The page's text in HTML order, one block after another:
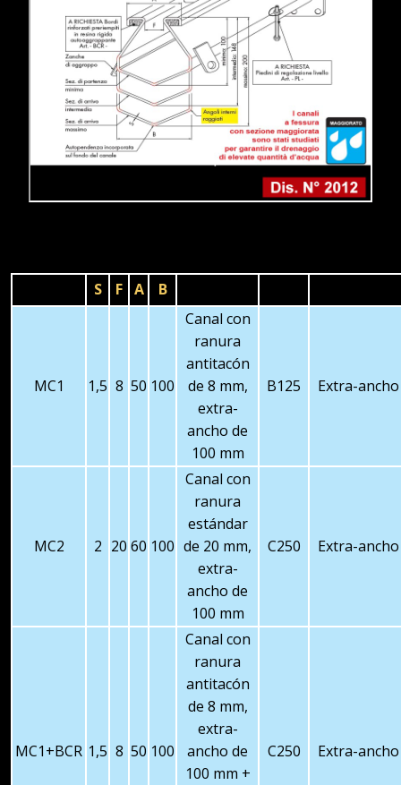
S F A B
MC1 1,5 8 50 100
Canal con
ranura
antitacón
de 8 mm,
extra-
ancho de
100 mm
B125 Extra-ancho
MC2 2 20 60 100
Canal con
ranura
estándar
de 20 mm,
extra-
ancho de
100 mm
C250 Extra-ancho
MC1+BCR 1,5 8 50 100
Canal con
ranura
antitacón
de 8 mm,
extra-
ancho de
100 mm +
C250 Extra-ancho